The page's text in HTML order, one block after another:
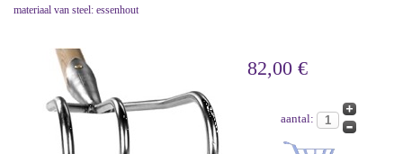
materiaal van steel: essenhout
82,00 €
aantal: